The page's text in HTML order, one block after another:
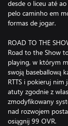
desde o liceu até
pelo caminho em
formas de jogar.
ROAD TO THE
Road to the Show
playing, w którym
swoją baseballową
RTTS i pokieruj
atuty zgodnie z
zmodyfikowany
nad rozwojem
osiągnij 99 OVR.